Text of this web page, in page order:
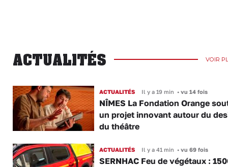
ACTUALITÉS VOIR
ACTUALITÉS Il y a 19 min •vu 14 fois
NÎMES La Fondation Orange
un projet innovant autour du
du théâtre
ACTUALITÉS Il y a 41 min •vu 69 fois
SERNHAC Feu de végétaux :